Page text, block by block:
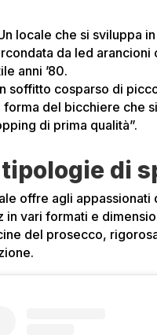
locale che si sviluppa
da led arancioni
anni ’80.
soffitto cosparso di
forma del bicchiere che
di prima qualità”.
tipologie di
offre agli appassionati
in vari formati e
del prosecco,